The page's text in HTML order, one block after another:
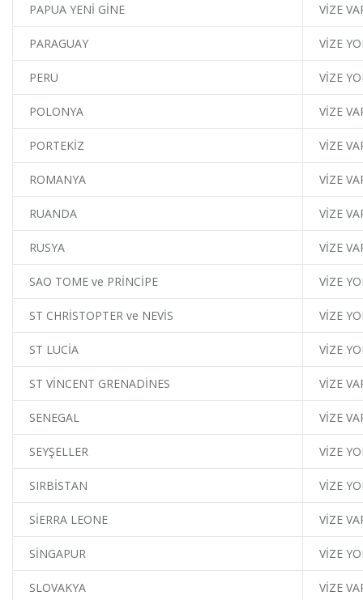
PAPUA YENİ GİNE VİZE
PARAGUAY VİZE
PERU VİZE
POLONYA VİZE
PORTEKİZ VİZE
ROMANYA VİZE
RUANDA VİZE
RUSYA VİZE
SAO TOME ve PRİNCİPE VİZE
ST CHRİSTOPTER ve NEVİS VİZE
ST LUCİA VİZE
ST VİNCENT GRENADİNES VİZE
SENEGAL VİZE
SEYŞELLER VİZE
SIRBİSTAN VİZE
SİERRA LEONE VİZE
SİNGAPUR VİZE
SLOVAKYA VİZE